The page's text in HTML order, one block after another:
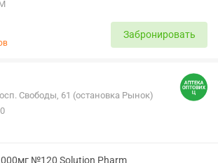
Забронировать
Свободы, 61 (остановка Рынок)
№120 Solution Pharm